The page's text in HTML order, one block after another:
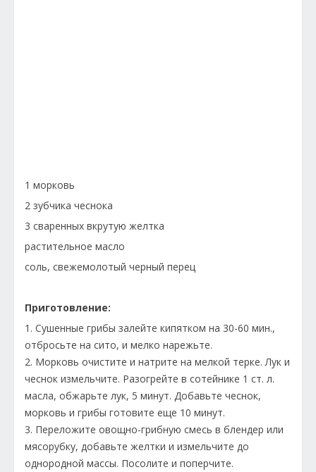
1 морковь
2 зубчика чеснока
3 сваренных вкрутую желтка
растительное масло
соль, свежемолотый черный перец
Приготовление:
1. Сушенные грибы залейте кипятком на 30-60 мин.,
отбросьте на сито, и мелко нарежьте.
2. Морковь очистите и натрите на мелкой терке. Лук и
чеснок измельчите. Разогрейте в сотейнике 1 ст. л.
масла, обжарьте лук, 5 минут. Добавьте чеснок,
морковь и грибы готовите еще 10 минут.
3. Переложите овощно-грибную смесь в блендер или
мясорубку, добавьте желтки и измельчите до
однородной массы. Посолите и поперчите.